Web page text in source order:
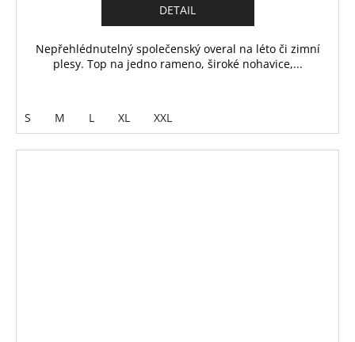
DETAIL
Nepřehlédnutelný společenský overal na léto či zimní
plesy. Top na jedno rameno, široké nohavice,...
S M L XL XXL